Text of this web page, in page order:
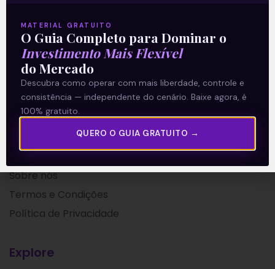
25/06/2021
A Levante
Sobre nós
Termos e Condições
Política de Privacidade
Explore
MATERIAL GRATUITO
O Guia Completo para Dominar o
Investimento Mais Flexível
do Mercado
Descubra como operar com mais liberdade, controle e
consistência — independente do cenário. Baixe agora, é
100% gratuito.
QUERO O GUIA GRATUITO →